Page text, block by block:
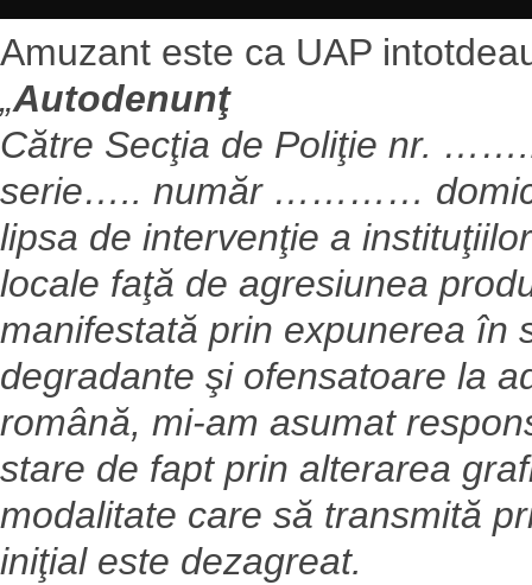
Amuzant este ca UAP
„Autodenunţ
Către Secţia de Poliţie nr.
serie….. număr …………
lipsa de intervenţie a
locale faţă de agresiunea
manifestată prin expunerea în
degradante şi ofensatoare la
română, mi-am asumat
stare de fapt prin alterarea
modalitate care să transmită
iniţial este dezagreat.